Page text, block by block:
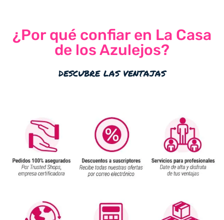
¿Por qué confiar en La Casa
de los Azulejos?
descubre las ventajas